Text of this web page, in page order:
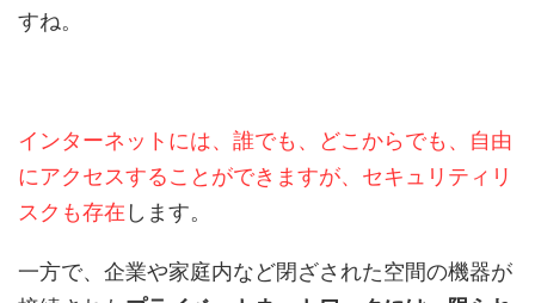
すね。
インターネットには、誰でも、どこからでも、自由
にアクセスすることができますが、セキュリティリ
スクも存在 します。
一方で、企業や家庭内など閉ざされた空間の機器が